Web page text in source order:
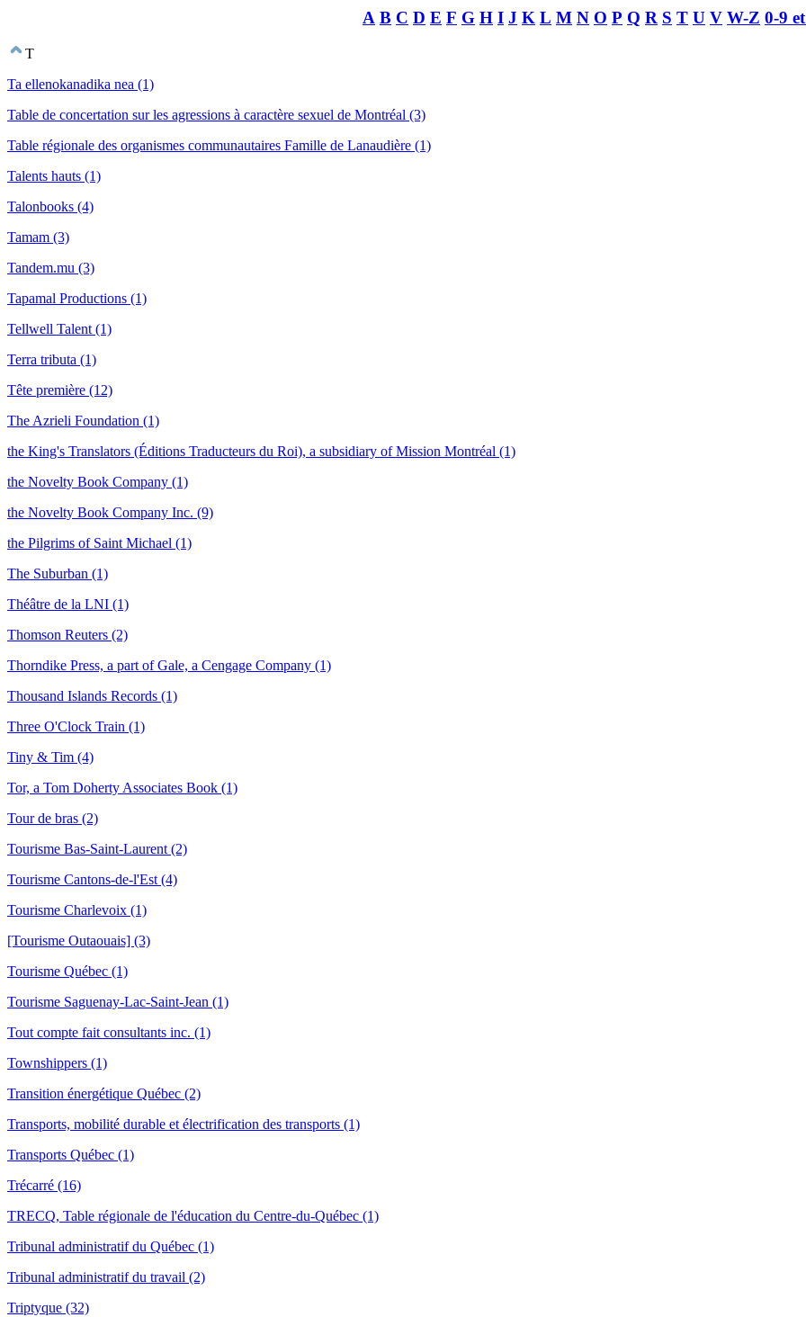
A B C D E F G H I J K L M N O P Q R S T U V W-Z 0-9
T
Ta ellenokanadika nea (1)
Table de concertation sur les agressions à caractère sexuel de Montréal (3)
Table régionale des organismes communautaires Famille de Lanaudière (1)
Talents hauts (1)
Talonbooks (4)
Tamam (3)
Tandem.mu (3)
Tapamal Productions (1)
Tellwell Talent (1)
Terra tributa (1)
Tête première (12)
The Azrieli Foundation (1)
the King's Translators (Éditions Traducteurs du Roi), a subsidiary of Mission Montréal (1)
the Novelty Book Company (1)
the Novelty Book Company Inc. (9)
the Pilgrims of Saint Michael (1)
The Suburban (1)
Théâtre de la LNI (1)
Thomson Reuters (2)
Thorndike Press, a part of Gale, a Cengage Company (1)
Thousand Islands Records (1)
Three O'Clock Train (1)
Tiny & Tim (4)
Tor, a Tom Doherty Associates Book (1)
Tour de bras (2)
Tourisme Bas-Saint-Laurent (2)
Tourisme Cantons-de-l'Est (4)
Tourisme Charlevoix (1)
[Tourisme Outaouais] (3)
Tourisme Québec (1)
Tourisme Saguenay-Lac-Saint-Jean (1)
Tout compte fait consultants inc. (1)
Townshippers (1)
Transition énergétique Québec (2)
Transports, mobilité durable et électrification des transports (1)
Transports Québec (1)
Trécarré (16)
TRECQ, Table régionale de l'éducation du Centre-du-Québec (1)
Tribunal administratif du Québec (1)
Tribunal administratif du travail (2)
Triptyque (32)